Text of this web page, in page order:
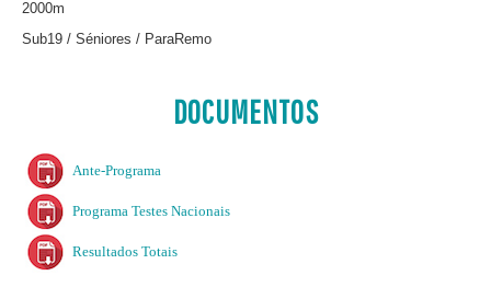
2000m
Sub19 / Séniores / ParaRemo
DOCUMENTOS
Ante-Programa
Programa Testes Nacionais
Resultados Totais